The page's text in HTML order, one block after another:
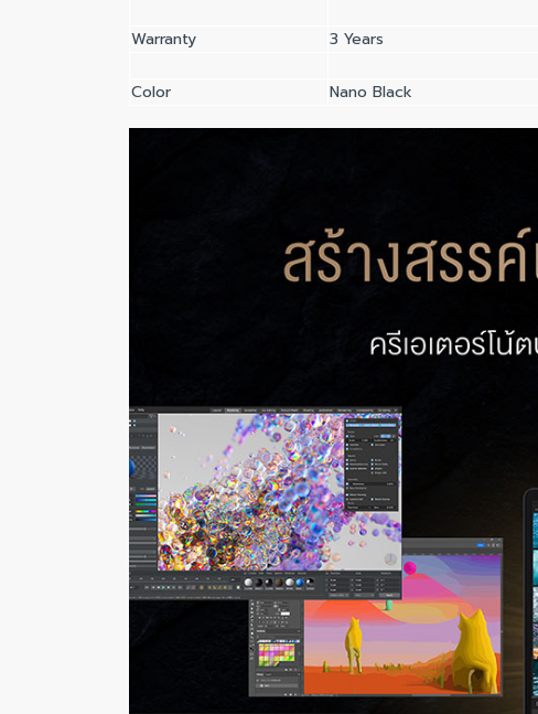
Warranty 3 Years
Color Nano Black